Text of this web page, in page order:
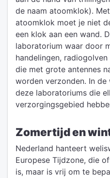
de naam atoomklok).
atoomklok moet je niet
een klok aan een wand.
laboratorium waar door
handelingen,
die met grote antennes
worden verzonden. In
deze laboratoriums die
verzorgingsgebied
Zomertijd en
Nederland hanteert
Europese Tijdzone, die
is, maar is vrij om te